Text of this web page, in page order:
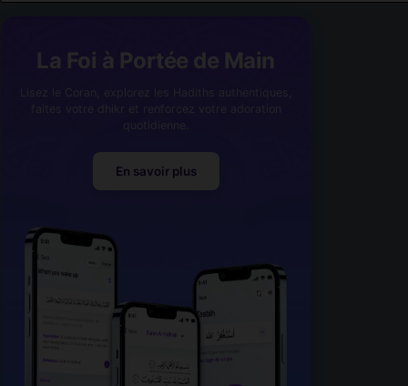
La Foi à Portée de Main
En savoir plus